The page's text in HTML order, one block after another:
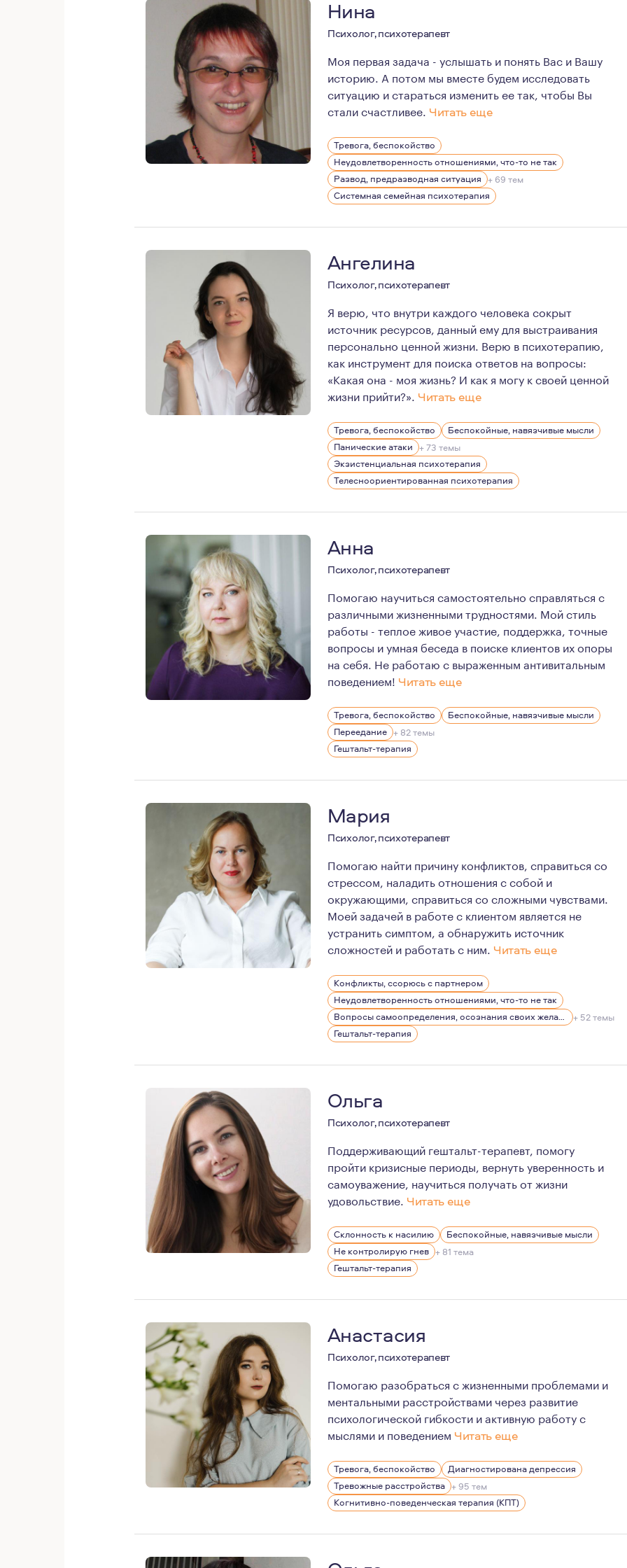
Нина
Психолог, психотерапевт
Моя первая задача - услышать и понять Вас и Вашу
историю. А потом мы вместе будем исследовать
ситуацию и стараться изменить ее так, чтобы Вы
стали счастливее. Читать еще
Я верю в ценность развития и расширения опыта, в
В возрасте с 15 до 21 года я жила в Израиле, с
Была замужем, сейчас в разводе и комфортно себя с
Тревога, беспокойство
Неудовлетворенность отношениями, что-то не так
Развод, предразводная ситуация + 69 тем
Системная семейная психотерапия
Ангелина
Психолог, психотерапевт
Я верю, что внутри каждого человека сокрыт
источник ресурсов, данный ему для выстраивания
персонально ценной жизни. Верю в психотерапию,
как инструмент для поиска ответов на вопросы:
«Какая она - моя жизнь? И как я могу к своей ценной
жизни прийти?». Читать еще
У меня есть технический бэкграунд - по первому
Жизненные силы я черпаю из близкого контакта с
Тревога, беспокойство
Беспокойные, навязчивые мысли
Панические атаки + 73 темы
Экзистенциальная психотерапия
Телесноориентированная психотерапия
Анна
Психолог, психотерапевт
Помогаю научиться самостоятельно справляться с
различными жизненными трудностями. Мой стиль
работы - теплое живое участие, поддержка, точные
вопросы и умная беседа в поиске клиентов их опоры
на себя. Не работаю с выраженным антивитальным
поведением! Читать еще
Мои ценности в работе: этика, гуманизм,
Я вдумчивый, теплый, устойчивый и внимательный
Работаю только длительно, не смогу помочь в
Тревога, беспокойство
Беспокойные, навязчивые мысли
Переедание + 82 темы
Гештальт-терапия
Мария
Психолог, психотерапевт
Помогаю найти причину конфликтов, справиться со
стрессом, наладить отношения с собой и
окружающими, справиться со сложными чувствами.
Моей задачей в работе с клиентом является не
устранить симптом, а обнаружить источник
сложностей и работать с ним. Читать еще
Профессия психолог мой осознанный выбор. Много
В настоящее время я продолжаю проходить личную
Конфликты, ссорюсь с партнером
Неудовлетворенность отношениями, что-то не так
Вопросы самоопределения, осознания своих желаний
+ 52 темы
Гештальт-терапия
Ольга
Психолог, психотерапевт
Поддерживающий гештальт-терапевт, помогу
пройти кризисные периоды, вернуть уверенность и
самоуважение, научиться получать от жизни
удовольствие. Читать еще
Сертифицированный гештальт терапевт, клинический
Склонность к насилию
Беспокойные, навязчивые мысли
Не контролирую гнев + 81 тема
Гештальт-терапия
Анастасия
Психолог, психотерапевт
Помогаю разобраться с жизненными проблемами и
ментальными расстройствами через развитие
психологической гибкости и активную работу с
мыслями и поведением Читать еще
В личной жизни я придерживаюсь очень
Имею опыт эмиграции, помогаю в адаптации
Считаю, что в каждом человеке кроется большой
Тревога, беспокойство
Диагностирована депрессия
Тревожные расстройства + 95 тем
Когнитивно-поведенческая терапия (КПТ)